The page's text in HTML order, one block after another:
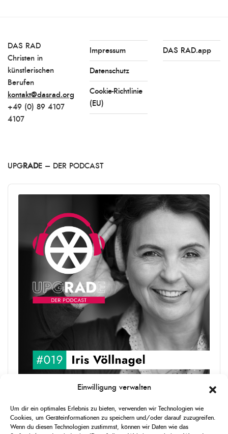
Einwilligung verwalten
Um dir ein optimales Erlebnis zu bieten, verwenden wir Technologien wie
Cookies, um Geräteinformationen zu speichern und/oder darauf zuzugreifen.
Wenn du diesen Technologien zustimmst, können wir Daten wie das
DAS RAD
Christen in
künstlerischen
Berufen
kontakt@dasrad.org
+49 (0) 89 4107
4107
Impressum
Datenschutz
Cookie-Richtlinie
(EU)
DAS RAD.app
UPG RADE – DER PODCAST
Audio
Iris Völlnagel hat schon auf unterschiedlichen Kontinenten gelebt
und gearbeitet, spricht mehrere Sprachen und berichtet
leidenschaftlich gerne über das, was sie erlebt – als Journalistin,